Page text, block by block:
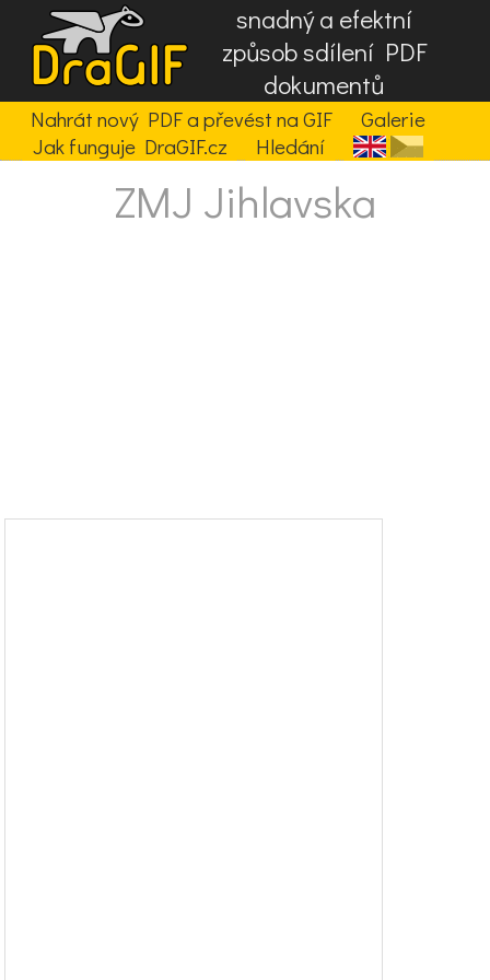
snadný a efektní
způsob sdílení PDF
dokumentů
Nahrát nový PDF a převést na GIF
Galerie
Jak funguje DraGIF.cz
Hledání
ZMJ Jihlavska